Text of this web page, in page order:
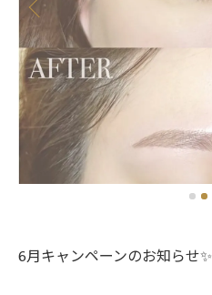
6月キャンペーンのお知らせ✨